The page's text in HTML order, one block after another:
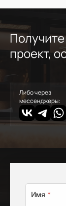
проект,
Либо через
мессенджеры:
Имя *